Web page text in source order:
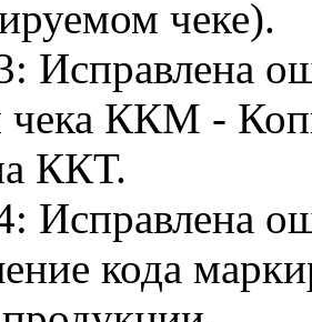
чеке).
Исправлена
ККМ -
ККТ.
Исправлена
кода